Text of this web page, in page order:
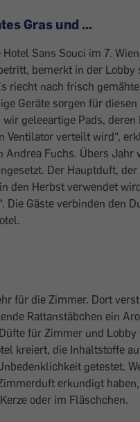
Gras und ...
Sans Souci im 7.
bemerkt in der Lobby
riecht nach frisch
Geräte sorgen für diesen
wir geleeartige Pads,
Ventilator verteilt wird“,
Andrea Fuchs. Übers Jahr
Der Hauptduft, der
den Herbst verwendet
Die Gäste verbinden den
für die Zimmer. Dort
Rattanstäbchen ein
für Zimmer und ­Lobby
kreiert, die Inhaltstoffe
getestet.
erkundigt
oder im Fläschchen.